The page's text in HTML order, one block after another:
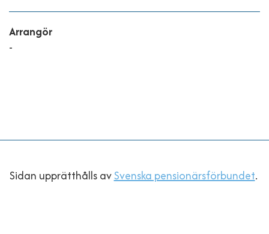
Arrangör
-
Sidan upprätthålls avSvenska pensionärsförbundet.